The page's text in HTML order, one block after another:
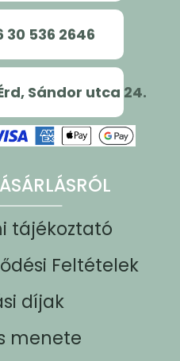
tájékoztató
Feltételek
díjak
menete
30 536 2646
Sándor utca 24.